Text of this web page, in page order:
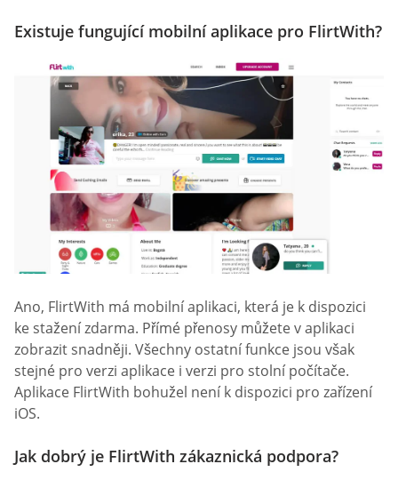
Existuje fungující mobilní aplikace pro FlirtWith?
Ano, FlirtWith má mobilní aplikaci, která je k dispozici
ke stažení zdarma. Přímé přenosy můžete v aplikaci
zobrazit snadněji. Všechny ostatní funkce jsou však
stejné pro verzi aplikace i verzi pro stolní počítače.
Aplikace FlirtWith bohužel není k dispozici pro zařízení
iOS.
Jak dobrý je FlirtWith zákaznická podpora?